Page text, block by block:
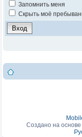
Запомнить меня
Скрыть моё
Создано на основе